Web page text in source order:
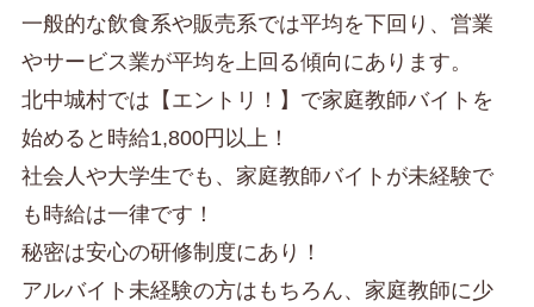
一般的な飲食系や販売系では平均を下回り、営業
やサービス業が平均を上回る傾向にあります。
北中城村では【エントリ！】で家庭教師バイトを
始めると時給1,800円以上！
社会人や大学生でも、家庭教師バイトが未経験で
も時給は一律です！
秘密は安心の研修制度にあり！
アルバイト未経験の方はもちろん、家庭教師に少